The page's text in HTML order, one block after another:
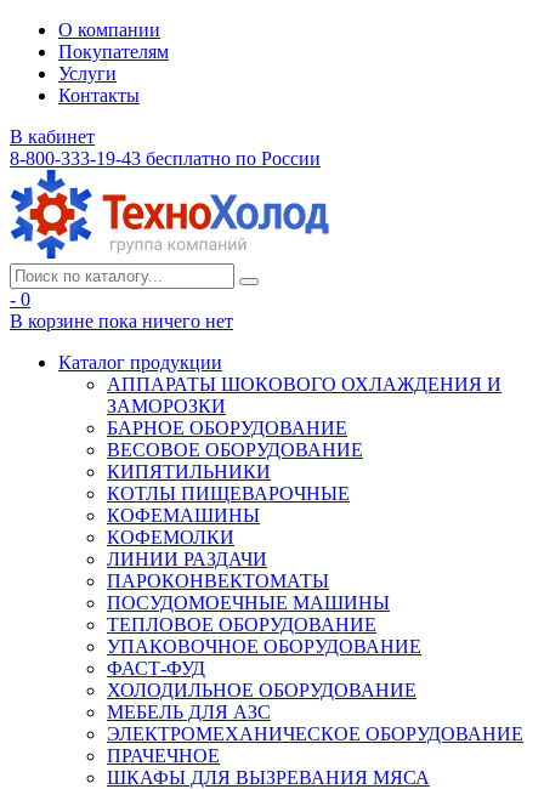
О компании
Покупателям
Услуги
Контакты
В кабинет
8-800-333-19-43 бесплатно по России
- 0
В корзине пока ничего нет
Каталог продукции
АППАРАТЫ ШОКОВОГО ОХЛАЖДЕНИЯ И
ЗАМОРОЗКИ
БАРНОЕ ОБОРУДОВАНИЕ
ВЕСОВОЕ ОБОРУДОВАНИЕ
КИПЯТИЛЬНИКИ
КОТЛЫ ПИЩЕВАРОЧНЫЕ
КОФЕМАШИНЫ
КОФЕМОЛКИ
ЛИНИИ РАЗДАЧИ
ПАРОКОНВЕКТОМАТЫ
ПОСУДОМОЕЧНЫЕ МАШИНЫ
ТЕПЛОВОЕ ОБОРУДОВАНИЕ
УПАКОВОЧНОЕ ОБОРУДОВАНИЕ
ФАСТ-ФУД
ХОЛОДИЛЬНОЕ ОБОРУДОВАНИЕ
МЕБЕЛЬ ДЛЯ АЗС
ЭЛЕКТРОМЕХАНИЧЕСКОЕ ОБОРУДОВАНИЕ
ПРАЧЕЧНОЕ
ШКАФЫ ДЛЯ ВЫЗРЕВАНИЯ МЯСА